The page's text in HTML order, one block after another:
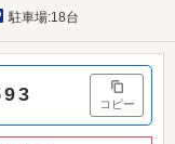
駐車場:18台
コピー